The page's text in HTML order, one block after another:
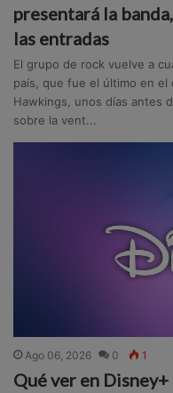
presentará la
las entradas
El grupo de rock vuelve a
país, que fue el último en
Hawkings, unos días antes
sobre la vent...
Ago 06, 2026 0 1
Qué ver en